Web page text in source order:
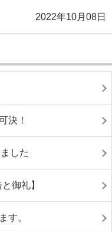
2022年10月08日
決！
した
御礼】
す。